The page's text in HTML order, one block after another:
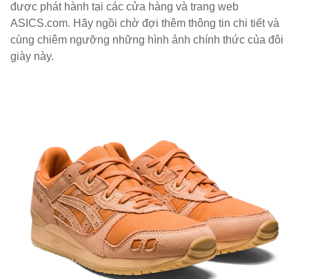
được phát hành tại các cửa hàng và trang web
ASICS.com. Hãy ngồi chờ đợi thêm thông tin chi tiết và
cùng chiêm ngưỡng những hình ảnh chính thức của đôi
giày này.